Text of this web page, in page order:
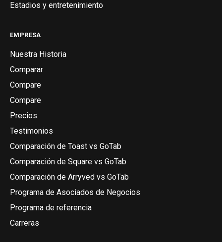
Estadios y entretenimiento
EMPRESA
Nuestra Historia
Comparar
Compare
Compare
Precios
Testimonios
Comparación de Toast vs GoTab
Comparación de Square vs GoTab
Comparación de Arryved vs GoTab
Programa de Asociados de Negocios
Programa de referencia
Carreras